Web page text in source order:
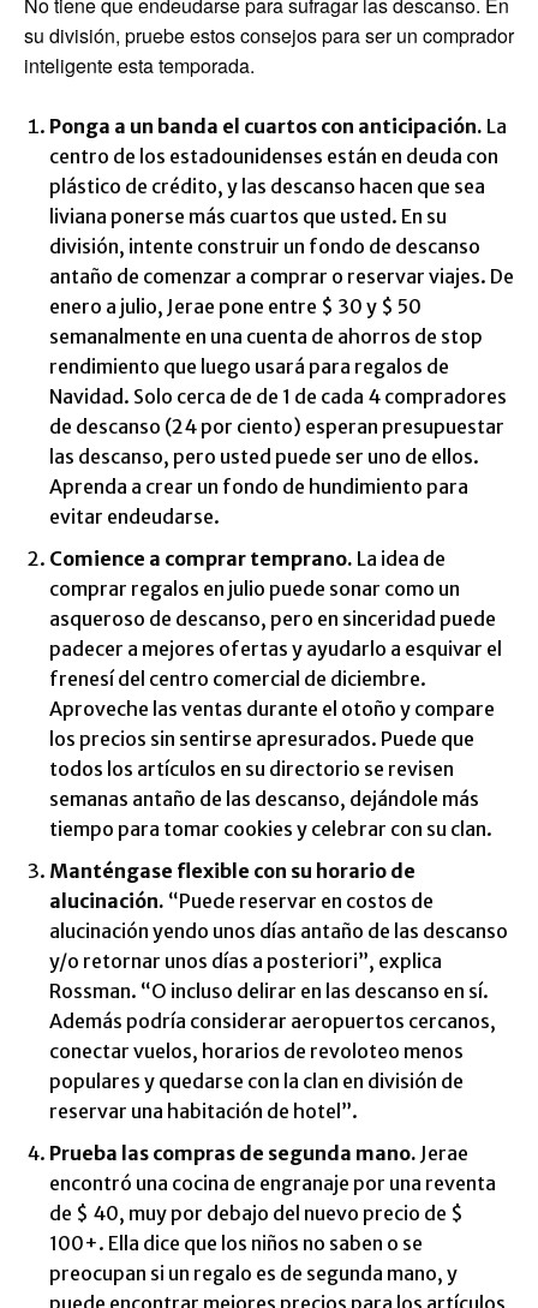
No tiene que endeudarse para sufragar las descanso. En
su división, pruebe estos consejos para ser un comprador
inteligente esta temporada.
Ponga a un banda el cuartos con anticipación. La
centro de los estadounidenses están en deuda con
plástico de crédito, y las descanso hacen que sea
liviana ponerse más cuartos que usted. En su
división, intente construir un fondo de descanso
antaño de comenzar a comprar o reservar viajes. De
enero a julio, Jerae pone entre $ 30 y $ 50
semanalmente en una cuenta de ahorros de stop
rendimiento que luego usará para regalos de
Navidad. Solo cerca de de 1 de cada 4 compradores
de descanso (24 por ciento) esperan presupuestar
las descanso, pero usted puede ser uno de ellos.
Aprenda a crear un fondo de hundimiento para
evitar endeudarse.
Comience a comprar temprano. La idea de
comprar regalos en julio puede sonar como un
asqueroso de descanso, pero en sinceridad puede
padecer a mejores ofertas y ayudarlo a esquivar el
frenesí del centro comercial de diciembre.
Aproveche las ventas durante el otoño y compare
los precios sin sentirse apresurados. Puede que
todos los artículos en su directorio se revisen
semanas antaño de las descanso, dejándole más
tiempo para tomar cookies y celebrar con su clan.
Manténgase flexible con su horario de
alucinación. “Puede reservar en costos de
alucinación yendo unos días antaño de las descanso
y/o retornar unos días a posteriori”, explica
Rossman. “O incluso delirar en las descanso en sí.
Además podría considerar aeropuertos cercanos,
conectar vuelos, horarios de revoloteo menos
populares y quedarse con la clan en división de
reservar una habitación de hotel”.
Prueba las compras de segunda mano. Jerae
encontró una cocina de engranaje por una reventa
de $ 40, muy por debajo del nuevo precio de $
100+. Ella dice que los niños no saben o se
preocupan si un regalo es de segunda mano, y